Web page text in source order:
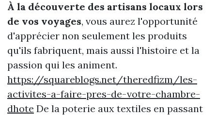
À la découverte des artisans locaux lors
de vos voyages, vous aurez l'opportunité
d'apprécier non seulement les produits
qu'ils fabriquent, mais aussi l'histoire et la
passion qui les animent.
https://squareblogs.net/theredfizm/les-
activites-a-faire-pres-de-votre-chambre-
dhote De la poterie aux textiles en passant